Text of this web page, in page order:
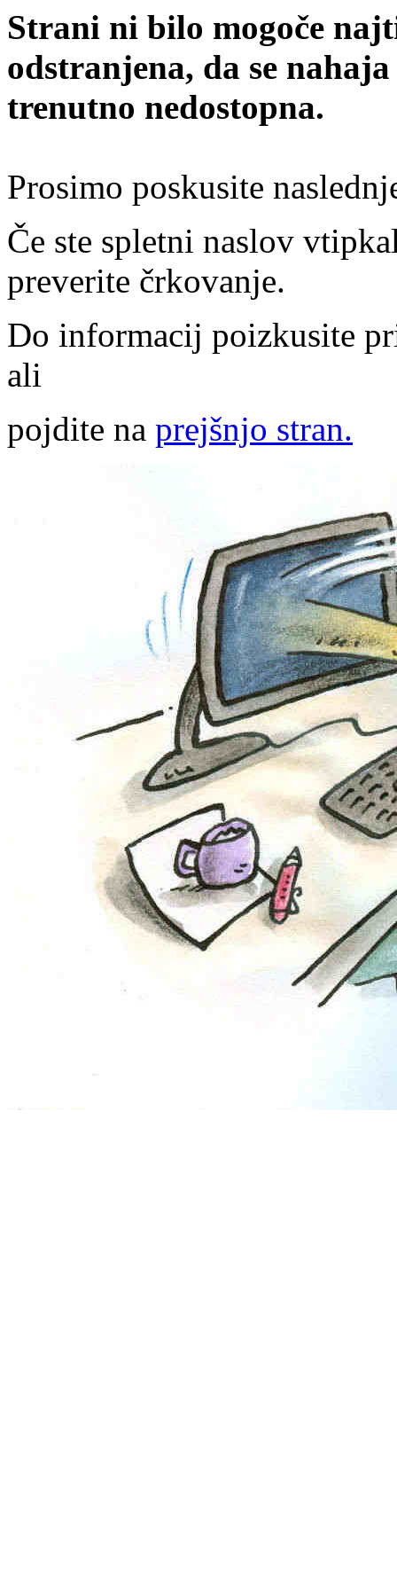
Strani ni bilo mogoče
odstranjena, da se
trenutno nedostopna.
Prosimo poskusite
Če ste spletni naslov
preverite črkovanje.
Do informacij poizkusite
ali
pojdite na prejšnjo stran.